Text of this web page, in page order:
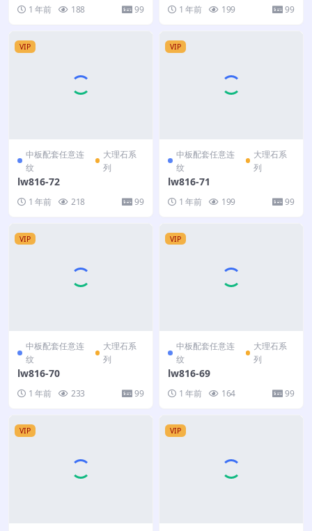
1 年前 188 99 1 年前 199 99
VIP
中板配套任意连
纹
大理石系
列
lw816-72
1 年前 218 99
VIP
中板配套任意连
纹
大理石系
列
lw816-71
1 年前 199 99
VIP
中板配套任意连
纹
大理石系
列
lw816-70
1 年前 233 99
VIP
中板配套任意连
纹
大理石系
列
lw816-69
1 年前 164 99
VIP VIP